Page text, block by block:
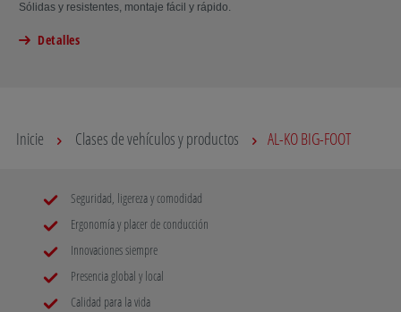
Sólidas y resistentes, montaje fácil y rápido.
Detalles
Inicie Clases de vehículos y productos AL-KO BIG-FOOT
Seguridad, ligereza y comodidad
Ergonomía y placer de conducción
Innovaciones siempre
Presencia global y local
Calidad para la vida